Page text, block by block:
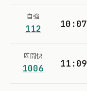
自強
112 10:07
區間快
1006 11:09